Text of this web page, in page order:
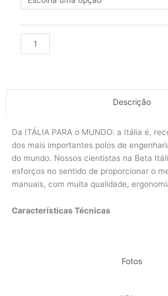
Descrição
Fotos
Da ITÁLIA PARA o MUNDO: a Itália é,
dos mais importantes polos de
do mundo. Nossos cientistas na Beta
esforços no sentido de proporcionar o
manuais, com muita qualidade,
Características Técnicas